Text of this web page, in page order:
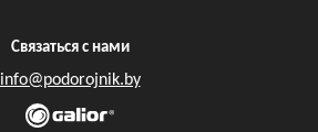
Связаться с нами
info@podorojnik.by